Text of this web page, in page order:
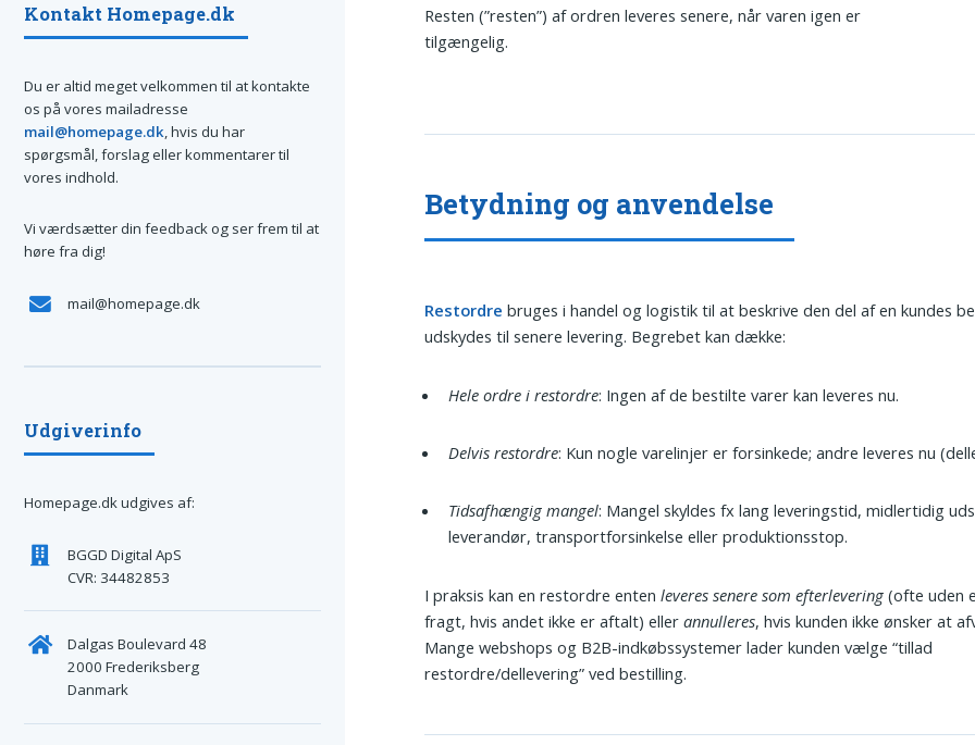
Resten (”resten”) af ordren leveres senere, når varen igen er
tilgængelig.
Betydning og anvendelse
Restordre bruges i handel og logistik til at beskrive den del af en kundes
udskydes til senere levering. Begrebet kan dække:
Hele ordre i restordre: Ingen af de bestilte varer kan leveres nu.
Delvis restordre: Kun nogle varelinjer er forsinkede; andre leveres nu
Tidsafhængig mangel: Mangel skyldes fx lang leveringstid, midlertidig
leverandør, transportforsinkelse eller produktionsstop.
I praksis kan en restordre entenleveres senere som efterlevering (ofte uden
fragt, hvis andet ikke er aftalt) ellerannulleres, hvis kunden ikke ønsker at
Mange webshops og B2B-indkøbssystemer lader kunden vælge “tillad
restordre/dellevering” ved bestilling.
Kontakt Homepage.dk
Du er altid meget velkommen til at kontakte
os på vores mailadresse
mail@homepage.dk, hvis du har
spørgsmål, forslag eller kommentarer til
vores indhold.
Vi værdsætter din feedback og ser frem til at
høre fra dig!
mail@homepage.dk
Udgiverinfo
Homepage.dk udgives af:
BGGD Digital ApS
CVR: 34482853
Dalgas Boulevard 48
2000 Frederiksberg
Danmark